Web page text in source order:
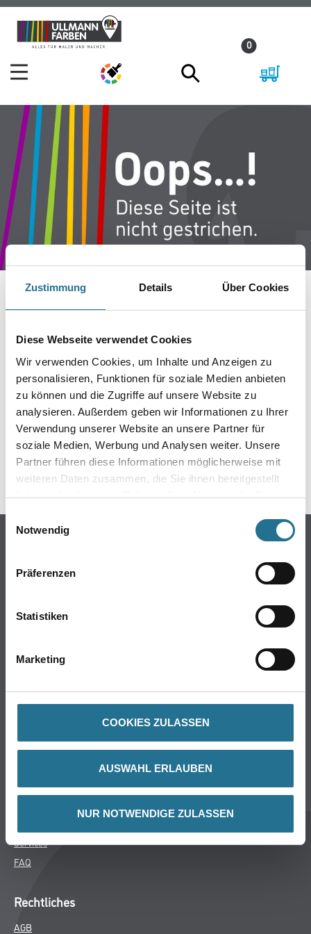
Zustimmung Details Über Cookies
Diese Webseite verwendet Cookies
Wir verwenden Cookies, um Inhalte und Anzeigen zu
personalisieren, Funktionen für soziale Medien anbieten
zu können und die Zugriffe auf unsere Website zu
analysieren. Außerdem geben wir Informationen zu Ihrer
Verwendung unserer Website an unsere Partner für
soziale Medien, Werbung und Analysen weiter. Unsere
Partner führen diese Informationen möglicherweise mit
weiteren Daten zusammen, die Sie ihnen bereitgestellt
haben oder die sie im Rahmen Ihrer Nutzung der Dienste
Einwilligungsauswahl
Notwendig
Präferenzen
Statistiken
Marketing
COOKIES ZULASSEN
AUSWAHL ERLAUBEN
NUR NOTWENDIGE ZULASSEN
Zum
Inhalt
Zum
Navigationsmenü
0
IST AUFGETRETEN
Keine Sorge, wir pinseln schon an der Lösung und
werden das Problem so schnell wie möglich beheben.
Erkunden Sie in der Zwischenzeit unseren Online-Shop
und lassen Sie sich inspirieren.
ZURÜCK ZUM ONLINE-SHOP
Online-Shop
Putze- und Spachtelmassen
Wand- & Deckenbeläge
Über uns
MPlus
Services
FAQ
Rechtliches
AGB